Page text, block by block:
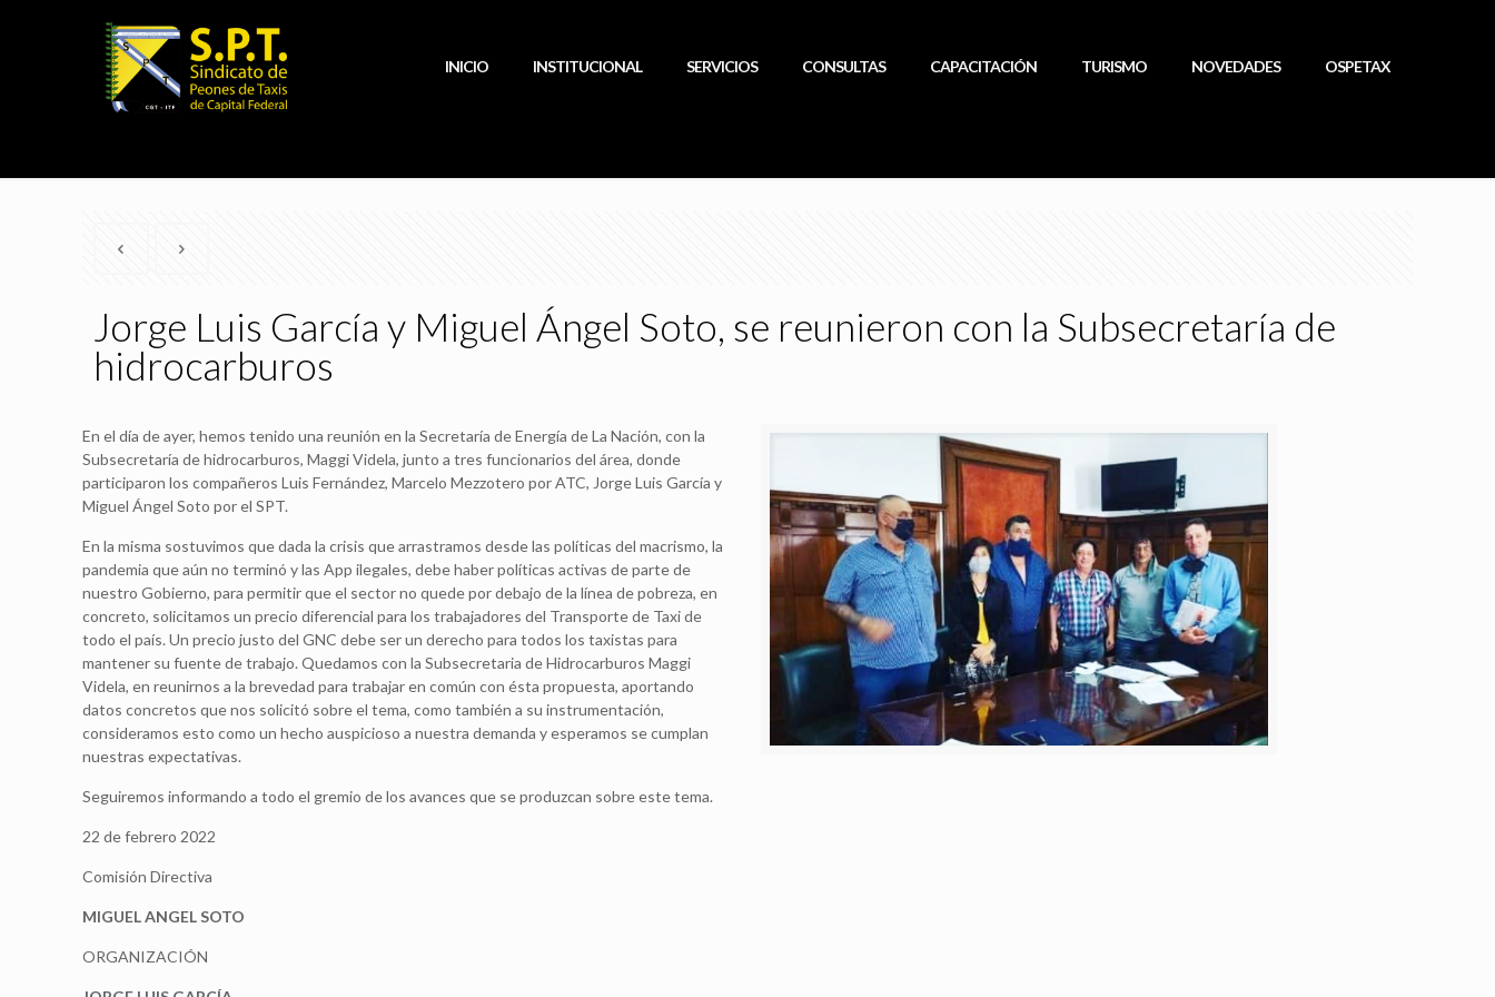
INICIO INSTITUCIONAL SERVICIOS CONSULTAS CAPACITACIÓN TURISMO NOVEDADES OSPETAX
Jorge Luis García y Miguel Ángel Soto, se reunieron con la Subsecretaría de
hidrocarburos
En el día de ayer, hemos tenido una reunión en la Secretaría de Energía de La Nación, con la
Subsecretaría de hidrocarburos, Maggi Videla, junto a tres funcionarios del área, donde
participaron los compañeros Luis Fernández, Marcelo Mezzotero por ATC, Jorge Luis García y
Miguel Ángel Soto por el SPT.
En la misma sostuvimos que dada la crisis que arrastramos desde las políticas del macrismo, la
pandemia que aún no terminó y las App ilegales, debe haber políticas activas de parte de
nuestro Gobierno, para permitir que el sector no quede por debajo de la línea de pobreza, en
concreto, solicitamos un precio diferencial para los trabajadores del Transporte de Taxi de
todo el país. Un precio justo del GNC debe ser un derecho para todos los taxistas para
mantener su fuente de trabajo. Quedamos con la Subsecretaria de Hidrocarburos Maggi
Videla, en reunirnos a la brevedad para trabajar en común con ésta propuesta, aportando
datos concretos que nos solicitó sobre el tema, como también a su instrumentación,
consideramos esto como un hecho auspicioso a nuestra demanda y esperamos se cumplan
nuestras expectativas.
Seguiremos informando a todo el gremio de los avances que se produzcan sobre este tema.
22 de febrero 2022
Comisión Directiva
MIGUEL ANGEL SOTO
ORGANIZACIÓN